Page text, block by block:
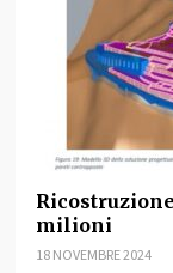
milioni
18 NOVEMBRE 2024